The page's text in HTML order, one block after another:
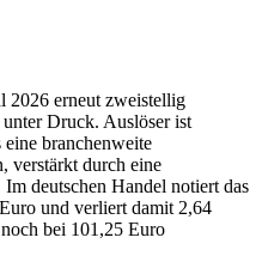
2026 erneut zweistellig
Druck. Auslöser ist
branchenweite
verstärkt durch eine
deutschen Handel notiert das
und verliert damit 2,64
bei 101,25 Euro